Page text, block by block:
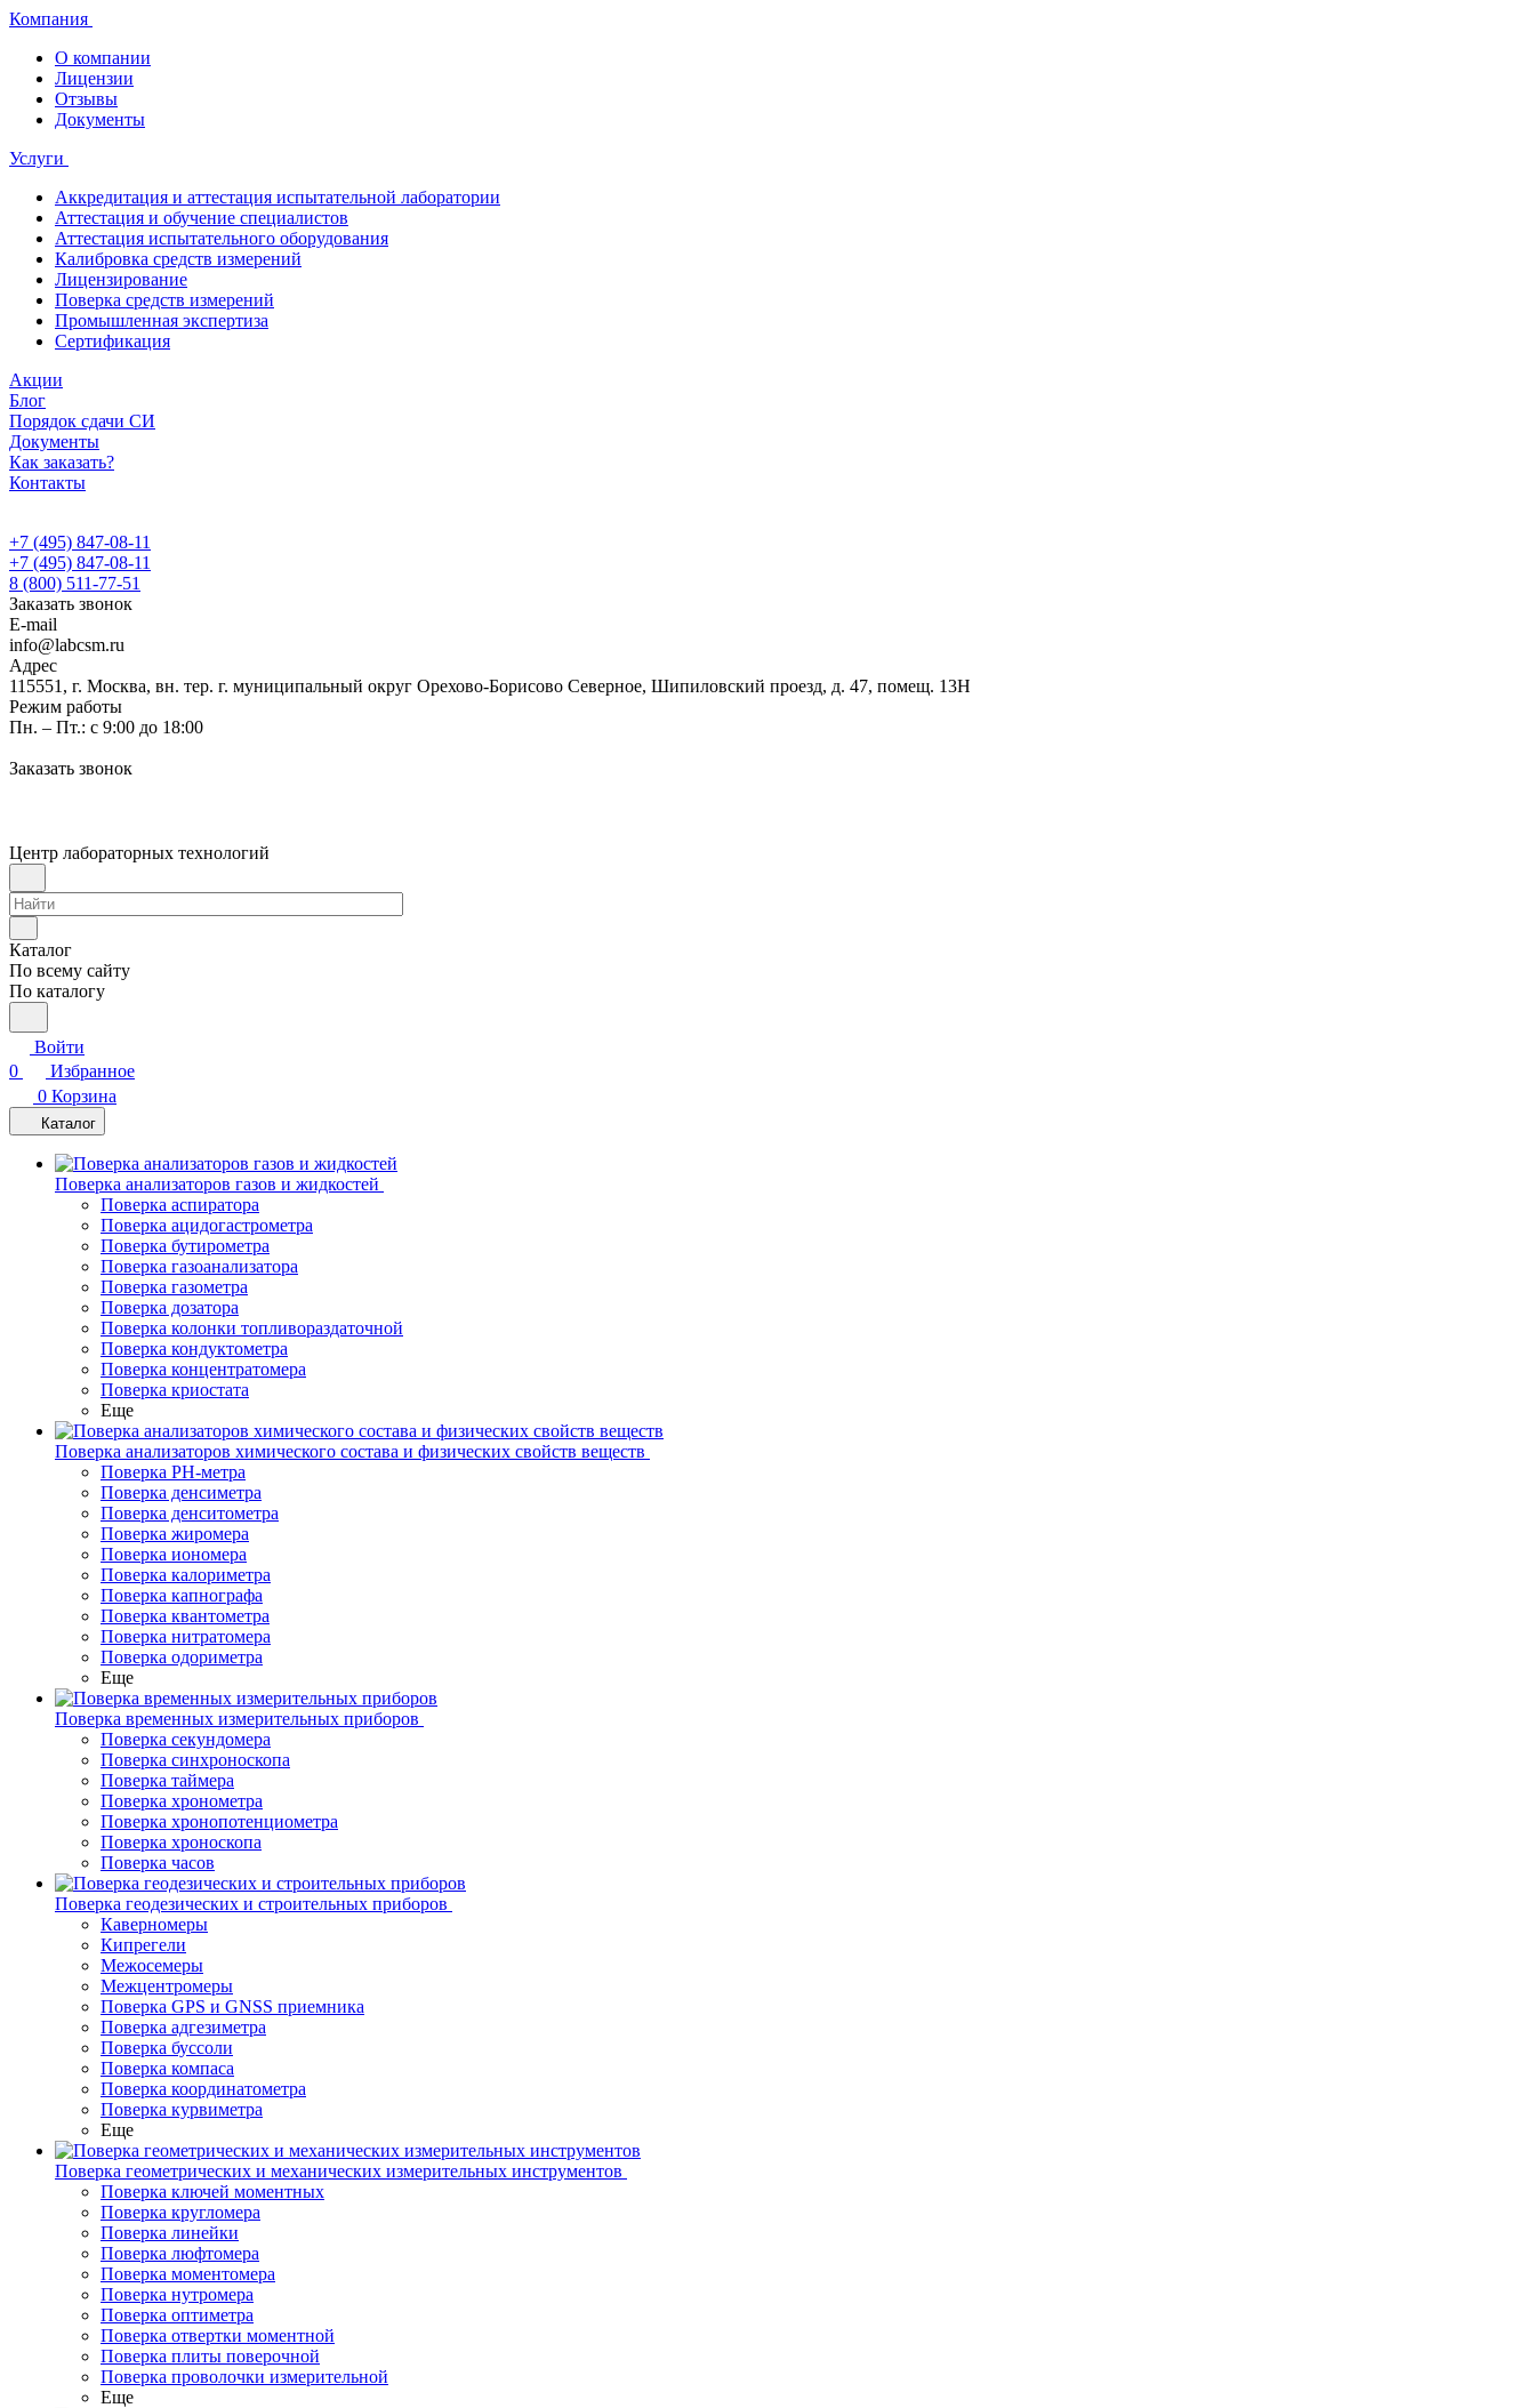
Компания
О компании
Лицензии
Отзывы
Документы
Услуги
Аккредитация и аттестация испытательной лаборатории
Аттестация и обучение специалистов
Аттестация испытательного оборудования
Калибровка средств измерений
Лицензирование
Поверка средств измерений
Промышленная экспертиза
Сертификация
Акции
Блог
Порядок сдачи СИ
Документы
Как заказать?
Контакты
+7 (495) 847-08-11
+7 (495) 847-08-11
8 (800) 511-77-51
Заказать звонок
E-mail
info@labcsm.ru
Адрес
115551, г. Москва, вн. тер. г. муниципальный округ Орехово-Борисово Северное, Шипиловский проезд, д. 47, помещ. 13Н
Режим работы
Пн. – Пт.: с 9:00 до 18:00
Заказать звонок
Центр лабораторных технологий
Каталог
По всему сайту
По каталогу
Войти
0
Избранное
0 Корзина
Каталог
Поверка анализаторов газов и жидкостей
Поверка аспиратора
Поверка ацидогастрометра
Поверка бутирометра
Поверка газоанализатора
Поверка газометра
Поверка дозатора
Поверка колонки топливораздаточной
Поверка кондуктометра
Поверка концентратомера
Поверка криостата
Еще
Поверка анализаторов химического состава и физических свойств веществ
Поверка PH-метра
Поверка денсиметра
Поверка денситометра
Поверка жиромера
Поверка иономера
Поверка калориметра
Поверка капнографа
Поверка квантометра
Поверка нитратомера
Поверка одориметра
Еще
Поверка временных измерительных приборов
Поверка секундомера
Поверка синхроноскопа
Поверка таймера
Поверка хронометра
Поверка хронопотенциометра
Поверка хроноскопа
Поверка часов
Поверка геодезических и строительных приборов
Каверномеры
Кипрегели
Межосемеры
Межцентромеры
Поверка GPS и GNSS приемника
Поверка адгезиметра
Поверка буссоли
Поверка компаса
Поверка координатометра
Поверка курвиметра
Еще
Поверка геометрических и механических измерительных инструментов
Поверка ключей моментных
Поверка кругломера
Поверка линейки
Поверка люфтомера
Поверка моментомера
Поверка нутромера
Поверка оптиметра
Поверка отвертки моментной
Поверка плиты поверочной
Поверка проволочки измерительной
Еще